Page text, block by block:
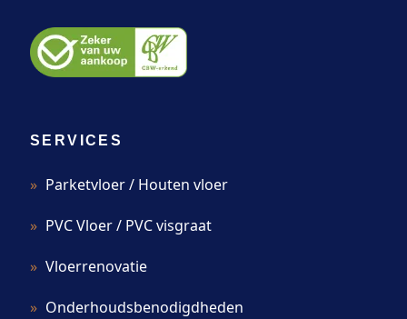
SERVICES
Parketvloer / Houten vloer
PVC Vloer / PVC visgraat
Vloerrenovatie
Onderhoudsbenodigdheden